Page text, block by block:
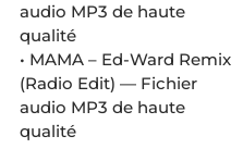
audio MP3 de haute
qualité
• MAMA – Ed-Ward Remix
(Radio Edit) — Fichier
audio MP3 de haute
qualité